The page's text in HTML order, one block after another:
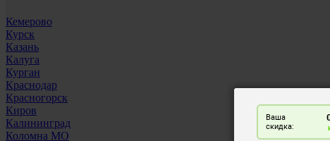
Кемерово
Курск
Казань
Калуга
Курган
Краснодар
Красногорск
Киров
Калининград
Коломна МО